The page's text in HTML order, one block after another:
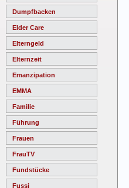
Dumpfbacken
Elder Care
Elterngeld
Elternzeit
Emanzipation
EMMA
Familie
Führung
Frauen
FrauTV
Fundstücke
Fussi